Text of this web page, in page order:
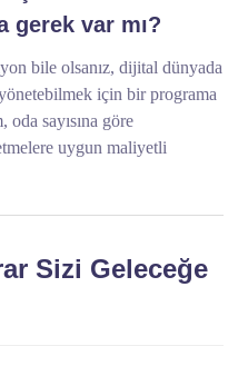
gerek var mı?
bile olsanız, dijital dünyada
için bir programa
oda sayısına göre
uygun maliyetli
Sizi Geleceğe